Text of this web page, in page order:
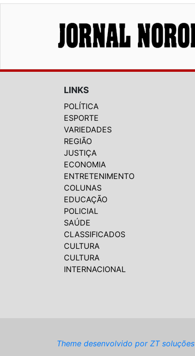
LINKS
POLÍTICA
ESPORTE
VARIEDADES
REGIÃO
JUSTIÇA
ECONOMIA
ENTRETENIMENTO
COLUNAS
EDUCAÇÃO
POLICIAL
SAÚDE
CLASSIFICADOS
CULTURA
CULTURA
INTERNACIONAL
Theme desenvolvido por ZT soluções